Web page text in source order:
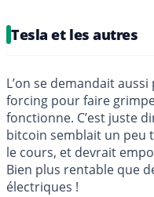
Tesla et les autres
L’on se demandait
forcing pour faire
fonctionne. C’est juste
bitcoin semblait un peu
le cours, et devrait
Bien plus rentable que
électriques !